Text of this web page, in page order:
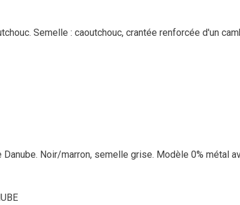
Semelle : caoutchouc, crantée renforcée d'un
Noir/marron, semelle grise. Modèle 0% métal